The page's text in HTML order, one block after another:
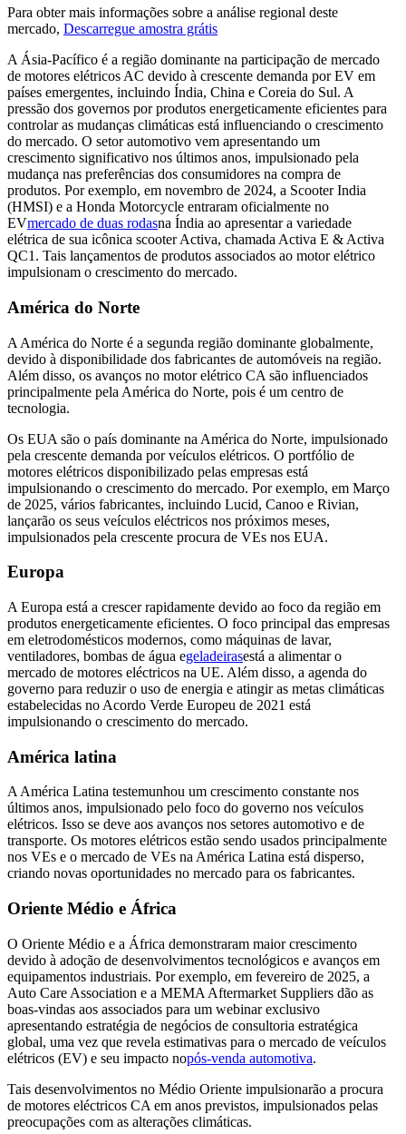
Para obter mais informações sobre a análise regional deste
mercado, Descarregue amostra grátis
A Ásia-Pacífico é a região dominante na participação de mercado
de motores elétricos AC devido à crescente demanda por EV em
países emergentes, incluindo Índia, China e Coreia do Sul. A
pressão dos governos por produtos energeticamente eficientes para
controlar as mudanças climáticas está influenciando o crescimento
do mercado. O setor automotivo vem apresentando um
crescimento significativo nos últimos anos, impulsionado pela
mudança nas preferências dos consumidores na compra de
produtos. Por exemplo, em novembro de 2024, a Scooter India
(HMSI) e a Honda Motorcycle entraram oficialmente no
EVmercado de duas rodasna Índia ao apresentar a variedade
elétrica de sua icônica scooter Activa, chamada Activa E & Activa
QC1. Tais lançamentos de produtos associados ao motor elétrico
impulsionam o crescimento do mercado.
América do Norte
A América do Norte é a segunda região dominante globalmente,
devido à disponibilidade dos fabricantes de automóveis na região.
Além disso, os avanços no motor elétrico CA são influenciados
principalmente pela América do Norte, pois é um centro de
tecnologia.
Os EUA são o país dominante na América do Norte, impulsionado
pela crescente demanda por veículos elétricos. O portfólio de
motores elétricos disponibilizado pelas empresas está
impulsionando o crescimento do mercado. Por exemplo, em Março
de 2025, vários fabricantes, incluindo Lucid, Canoo e Rivian,
lançarão os seus veículos eléctricos nos próximos meses,
impulsionados pela crescente procura de VEs nos EUA.
Europa
A Europa está a crescer rapidamente devido ao foco da região em
produtos energeticamente eficientes. O foco principal das empresas
em eletrodomésticos modernos, como máquinas de lavar,
ventiladores, bombas de água egeladeirasestá a alimentar o
mercado de motores eléctricos na UE. Além disso, a agenda do
governo para reduzir o uso de energia e atingir as metas climáticas
estabelecidas no Acordo Verde Europeu de 2021 está
impulsionando o crescimento do mercado.
América latina
A América Latina testemunhou um crescimento constante nos
últimos anos, impulsionado pelo foco do governo nos veículos
elétricos. Isso se deve aos avanços nos setores automotivo e de
transporte. Os motores elétricos estão sendo usados ​​principalmente
nos VEs e o mercado de VEs na América Latina está disperso,
criando novas oportunidades no mercado para os fabricantes.
Oriente Médio e África
O Oriente Médio e a África demonstraram maior crescimento
devido à adoção de desenvolvimentos tecnológicos e avanços em
equipamentos industriais. Por exemplo, em fevereiro de 2025, a
Auto Care Association e a MEMA Aftermarket Suppliers dão as
boas-vindas aos associados para um webinar exclusivo
apresentando estratégia de negócios de consultoria estratégica
global, uma vez que revela estimativas para o mercado de veículos
elétricos (EV) e seu impacto nopós-venda automotiva.
Tais desenvolvimentos no Médio Oriente impulsionarão a procura
de motores eléctricos CA em anos previstos, impulsionados pelas
preocupações com as alterações climáticas.